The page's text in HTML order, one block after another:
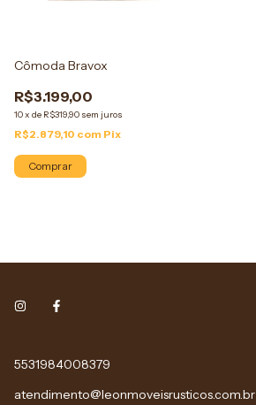
Cômoda Bravox
R$3.199,00
10x de R$319,90 sem juros
R$2.879,10 com Pix
Comprar
5531984008379
atendimento@leonmoveisrusticos.com.br